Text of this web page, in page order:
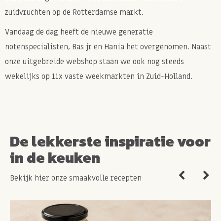
zuidvruchten op de Rotterdamse markt.
Vandaag de dag heeft de nieuwe generatie
notenspecialisten, Bas jr en Hania het overgenomen. Naast
onze uitgebreide webshop staan we ook nog steeds
wekelijks op 11x vaste weekmarkten in Zuid-Holland.
De lekkerste inspiratie voor
in de keuken
Bekijk hier onze smaakvolle recepten